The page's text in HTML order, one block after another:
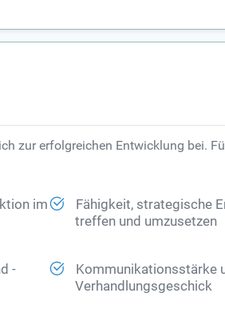
zur erfolgreichen Entwicklung bei.
im
Fähigkeit, strategische
treffen und umzusetzen
-
Kommunikationsstärke
Verhandlungsgeschick